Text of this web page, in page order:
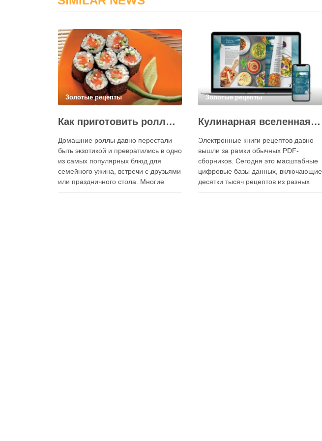
Золотые рецепты
Как приготовить роллы в домашних условиях?
Домашние роллы давно перестали
быть экзотикой и превратились в одно
из самых популярных блюд для
семейного ужина, встречи с друзьями
или праздничного стола. Многие
считают, что приготовление японских
Золотые рецепты
Кулинарная вселенная в цифре: топ-3 самых больших электронных книг рецептов
Электронные книги рецептов давно
вышли за рамки обычных PDF-
сборников. Сегодня это масштабные
цифровые базы данных, включающие
десятки тысяч рецептов из разных
стран мира, с подробными